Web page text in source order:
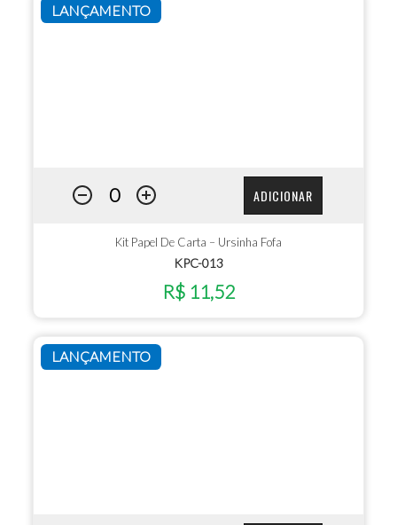
LANÇAMENTO
ADICIONAR
Kit Papel De Carta – Ursinha Fofa
KPC-013
R$ 11,52
LANÇAMENTO